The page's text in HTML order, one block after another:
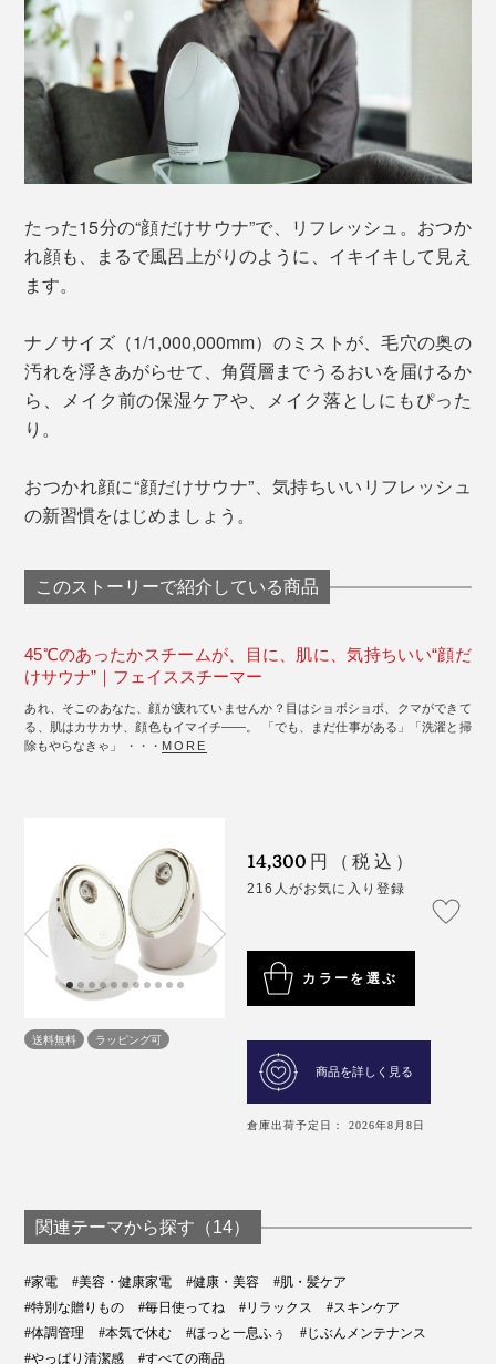
たった15分の“顔だけサウナ”で、リフレッシュ。おつか
れ顔も、まるで風呂上がりのように、イキイキして見え
ます。
ナノサイズ（1/1,000,000mm）のミストが、毛穴の奥の
汚れを浮きあがらせて、角質層までうるおいを届けるか
ら、メイク前の保湿ケアや、メイク落としにもぴった
り。
おつかれ顔に“顔だけサウナ”、気持ちいいリフレッシュ
の新習慣をはじめましょう。
このストーリーで紹介している商品
45℃のあったかスチームが、目に、肌に、気持ちいい“顔だ
けサウナ”｜フェイススチーマー
あれ、そこのあなた、顔が疲れていませんか？目はショボショボ、クマができて
る、肌はカサカサ、顔色もイマイチ――。 「でも、まだ仕事がある」「洗濯と掃
除もやらなきゃ」 ・・・ MORE
送料無料 ラッピング可
14,300 円（税込）
216人がお気に入り登録
カラーを選ぶ
商品を詳しく見る
倉庫出荷予定日： 2026年8月8日
関連テーマから探す（14）
#家電 #美容・健康家電 #健康・美容
#肌・髪ケア
#特別な贈りもの
#毎日使ってね #リラックス
#スキンケア
#体調管理
#本気で休む #ほっと一息ふぅ
#じぶんメンテナンス
#やっぱり清潔感
#すべての商品